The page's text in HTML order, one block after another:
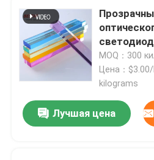
MOQ：300
Цена：
kilograms
Лучшая цена